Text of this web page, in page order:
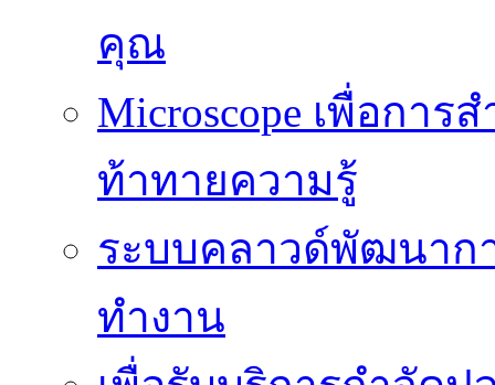
คุณ
Microscope เพื่อกา
ท้าทายความรู้
ระบบคลาวด์พัฒนาก
ทำงาน